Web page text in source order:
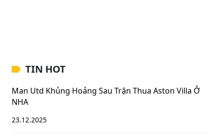
TIN HOT
Man Utd Khủng Hoảng Sau Trận Thua Aston Villa Ở
NHA
23.12.2025